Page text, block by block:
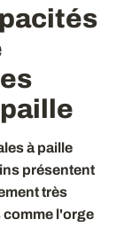
à paille
présentent
très
comme l'orge